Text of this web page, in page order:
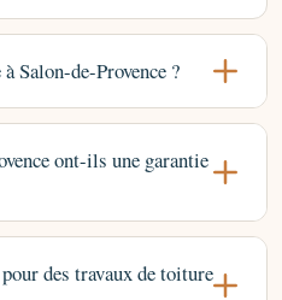
Salon-de-Provence ?
ont-ils une garantie
des travaux de toiture